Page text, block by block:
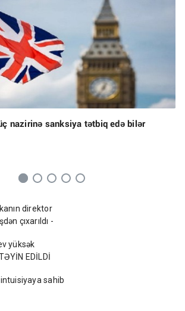
nazirinə sanksiya tətbiq edə bilər
direktor
çıxarıldı -
yüksək
EDİLDİ
sahib